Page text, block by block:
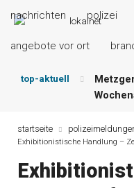
nachrichten polizei
angebote vor ort
top-aktuell
Meindl
Der
startseite
Exhibitionistische Handlung –